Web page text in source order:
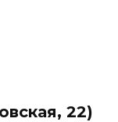
22)